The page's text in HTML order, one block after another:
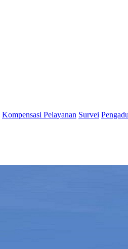
Kompensasi Pelayanan Survei